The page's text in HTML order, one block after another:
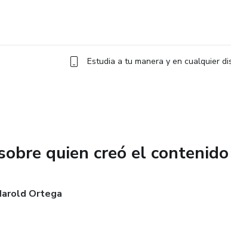
hilera de afuera
Estudia a tu manera y en cualquier
quien creó el contenido
Ortega